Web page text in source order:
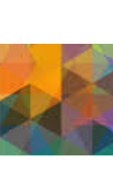
Buscar
cursos